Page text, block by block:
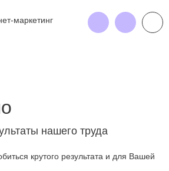
нашего труда
крутого результата и для Вашей